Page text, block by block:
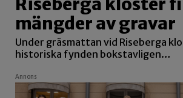
mängder av gravar
Under gräsmattan vid Riseberga
historiska fynden bokstavligen…
Annons